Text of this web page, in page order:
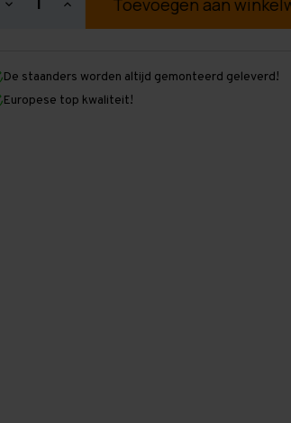
Hoeveelheid
3.000
mm
x
17.200
Hoeveelheid
verhogen
3.000
mm
x
17.200
De staanders worden altijd gemonteerd geleverd!
Europese top kwaliteit!